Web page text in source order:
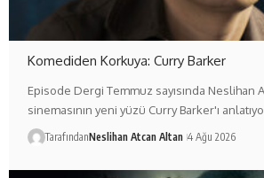
Komediden Korkuya: Curry Barker
Episode Dergi Temmuz sayısında Neslihan
sinemasının yeni yüzü Curry Barker'ı
TarafındanNeslihan Atcan Altan 4 Ağu 2026